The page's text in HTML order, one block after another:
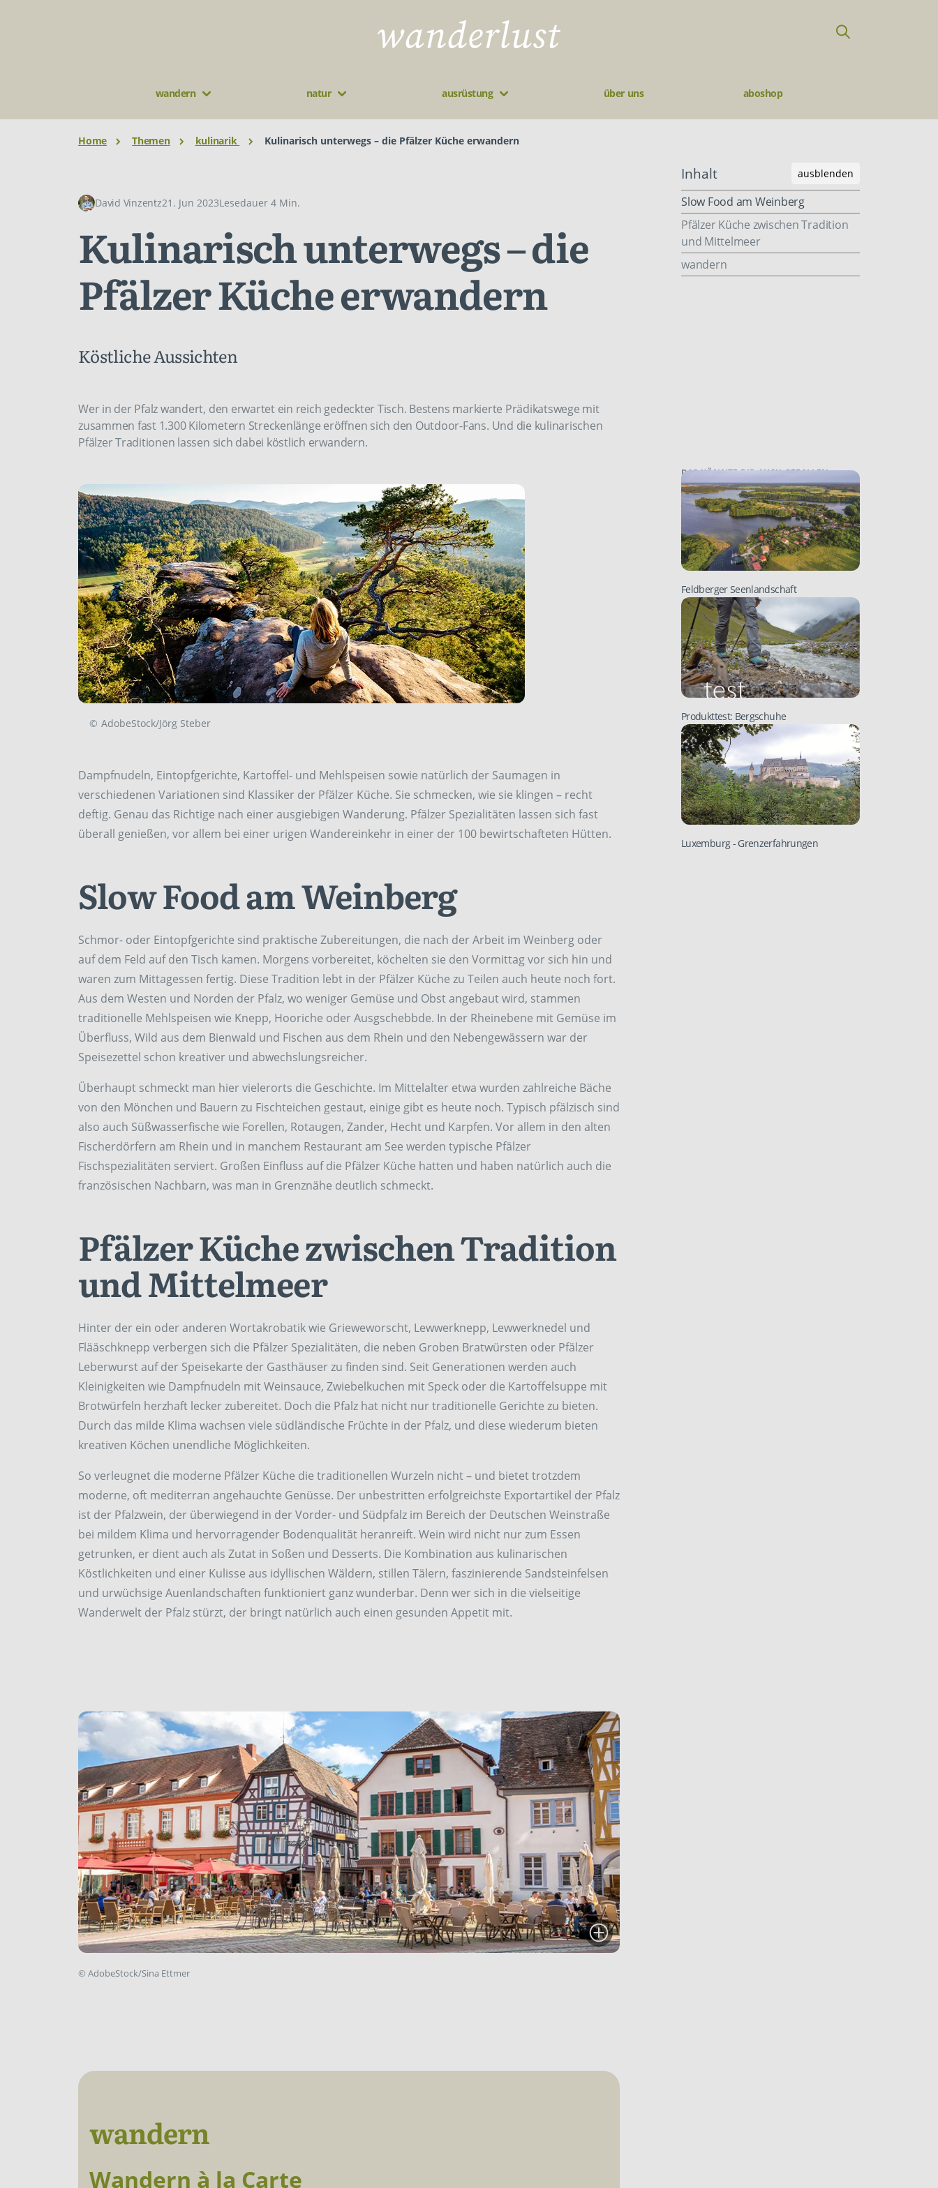
wandern natur ausrüstung über uns aboshop
Home Themen kulinarik Kulinarisch unterwegs – die Pfälzer Küche erwandern
David Vinzentz21. Jun 2023Lesedauer 4 Min.
Kulinarisch unterwegs – die
Pfälzer Küche erwandern
Köstliche Aussichten
Wer in der Pfalz wandert, den erwartet ein reich gedeckter Tisch. Bestens markierte Prädikatswege mit
zusammen fast 1.300 Kilometern Streckenlänge eröffnen sich den Outdoor-Fans. Und die kulinarischen
Pfälzer Traditionen lassen sich dabei köstlich erwandern.
© AdobeStock/Jörg Steber
Dampfnudeln, Eintopfgerichte, Kartoffel- und Mehlspeisen sowie natürlich der Saumagen in
verschiedenen Variationen sind Klassiker der Pfälzer Küche. Sie schmecken, wie sie klingen – recht
deftig. Genau das Richtige nach einer ausgiebigen Wanderung. Pfälzer Spezialitäten lassen sich fast
überall genießen, vor allem bei einer urigen Wandereinkehr in einer der 100 bewirtschafteten Hütten.
Slow Food am Weinberg
Schmor- oder Eintopfgerichte sind praktische Zubereitungen, die nach der Arbeit im Weinberg oder
auf dem Feld auf den Tisch kamen. Morgens vorbereitet, köchelten sie den Vormittag vor sich hin und
waren zum Mittagessen fertig. Diese Tradition lebt in der Pfälzer Küche zu Teilen auch heute noch fort.
Aus dem Westen und Norden der Pfalz, wo weniger Gemüse und Obst angebaut wird, stammen
traditionelle Mehlspeisen wie Knepp, Hooriche oder Ausgschebbde. In der Rheinebene mit Gemüse im
Überfluss, Wild aus dem Bienwald und Fischen aus dem Rhein und den Nebengewässern war der
Speisezettel schon kreativer und abwechslungsreicher.
Überhaupt schmeckt man hier vielerorts die Geschichte. Im Mittelalter etwa wurden zahlreiche Bäche
von den Mönchen und Bauern zu Fischteichen gestaut, einige gibt es heute noch. Typisch pfälzisch sind
also auch Süßwasserfische wie Forellen, Rotaugen, Zander, Hecht und Karpfen. Vor allem in den alten
Fischerdörfern am Rhein und in manchem Restaurant am See werden typische Pfälzer
Fischspezialitäten serviert. Großen Einfluss auf die Pfälzer Küche hatten und haben natürlich auch die
französischen Nachbarn, was man in Grenznähe deutlich schmeckt.
Pfälzer Küche zwischen Tradition
und Mittelmeer
Hinter der ein oder anderen Wortakrobatik wie Grieweworscht, Lewwerknepp, Lewwerknedel und
Flääschknepp verbergen sich die Pfälzer Spezialitäten, die neben Groben Bratwürsten oder Pfälzer
Leberwurst auf der Speisekarte der Gasthäuser zu finden sind. Seit Generationen werden auch
Kleinigkeiten wie Dampfnudeln mit Weinsauce, Zwiebelkuchen mit Speck oder die Kartoffelsuppe mit
Brotwürfeln herzhaft lecker zubereitet. Doch die Pfalz hat nicht nur traditionelle Gerichte zu bieten.
Durch das milde Klima wachsen viele südländische Früchte in der Pfalz, und diese wiederum bieten
kreativen Köchen unendliche Möglichkeiten.
So verleugnet die moderne Pfälzer Küche die traditionellen Wurzeln nicht – und bietet trotzdem
moderne, oft mediterran angehauchte Genüsse. Der unbestritten erfolgreichste Exportartikel der Pfalz
ist der Pfalzwein, der überwiegend in der Vorder- und Südpfalz im Bereich der Deutschen Weinstraße
bei mildem Klima und hervorragender Bodenqualität heranreift. Wein wird nicht nur zum Essen
getrunken, er dient auch als Zutat in Soßen und Desserts. Die Kombination aus kulinarischen
Köstlichkeiten und einer Kulisse aus idyllischen Wäldern, stillen Tälern, faszinierende Sandsteinfelsen
und urwüchsige Auenlandschaften funktioniert ganz wunderbar. Denn wer sich in die vielseitige
Wanderwelt der Pfalz stürzt, der bringt natürlich auch einen gesunden Appetit mit.
© AdobeStock/Sina Ettmer
wandern
Wandern à la Carte
Inhalt ausblenden
Slow Food am Weinberg
Pfälzer Küche zwischen Tradition
und Mittelmeer
wandern
DAS KÖNNTE DIR AUCH GEFALLEN:
Feldberger Seenlandschaft
Produkttest: Bergschuhe
Luxemburg- Grenzerfahrungen